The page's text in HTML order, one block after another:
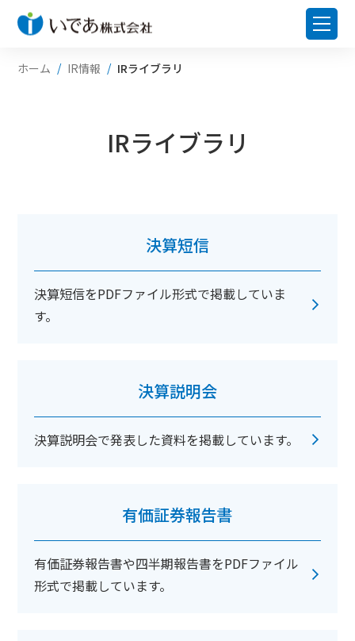
ホーム IR情報 IRライブラリ
IRライブラリ
決算短信
決算短信をPDFファイル形式で掲載していま
す。
決算説明会
決算説明会で発表した資料を掲載しています。
有価証券報告書
有価証券報告書や四半期報告書をPDFファイル
形式で掲載しています。